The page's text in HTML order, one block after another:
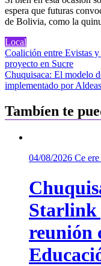
espera que futuras
de Bolivia, como la
Local
Navegación
de
entradas
Coalición entre Evistas
proyecto en Sucre
Chuquisaca: El modelo
implementado por
Tambíen te
04/08/2026 Ce
Starlink
reunión